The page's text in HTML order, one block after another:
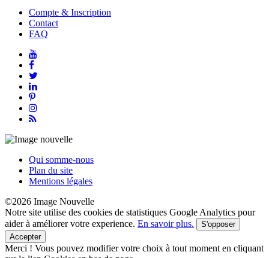
Compte & Inscription
Contact
FAQ
Qui somme-nous
Plan du site
Mentions légales
©2026 Image Nouvelle
Notre site utilise des cookies de statistiques Google Analytics pour
aider à améliorer votre experience. En savoir plus.
S'opposer
Accepter
Merci ! Vous pouvez modifier votre choix à tout moment en cliquant